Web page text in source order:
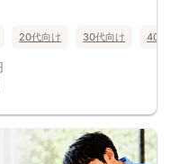
ください）
・・・
会話を楽しみましょう。
さい）
20代向け 30代向け 40代